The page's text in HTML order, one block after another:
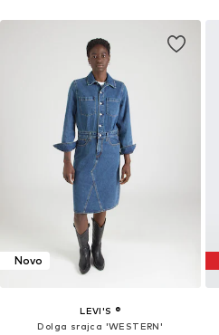
Novo
LEVI'S ®
Dolga srajca 'WESTERN'